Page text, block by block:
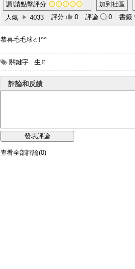
讚!請點擊評分 加到社區
人氣
4033 評分 0 評論 0 書籤
恭喜毛毛球ㄛ!^^
關鍵字: 生ㄖ
評論和反饋
查看全部評論(0)